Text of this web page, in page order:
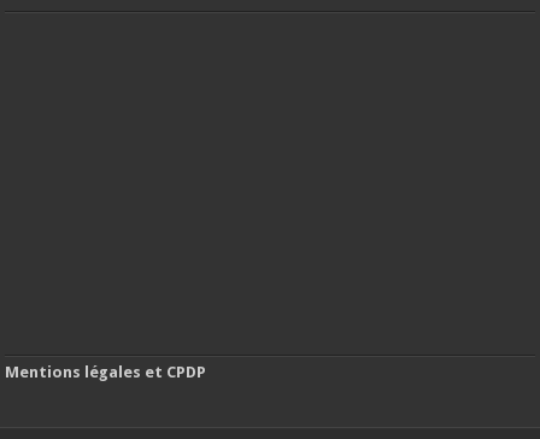
Mentions légales et CPDP